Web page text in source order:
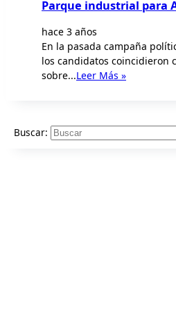
Parque industrial para
hace 3 años
En la pasada campaña
los candidatos coincidieron
sobre...Leer Más »
Buscar: